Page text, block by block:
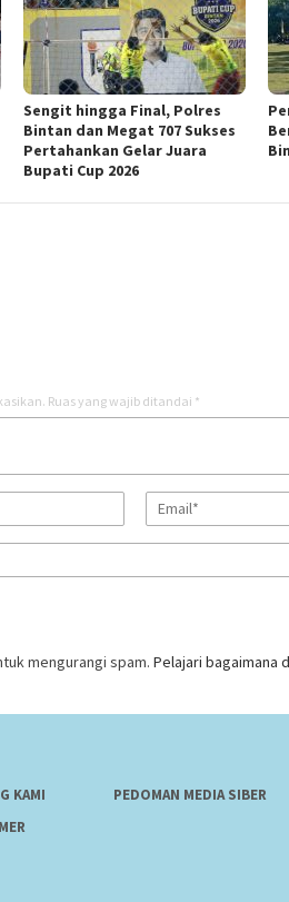
Sengit hingga Final, Polres
Bintan dan Megat 707 Sukses
Pertahankan Gelar Juara
Bupati Cup 2026
Ruas yang wajib ditandai *
mengurangi spam. Pelajari bagaimana
KAMI
PEDOMAN MEDIA SIBER